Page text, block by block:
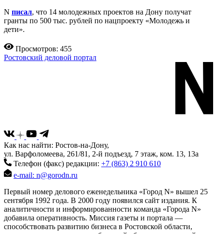
N писал, что 14 молодежных проектов на Дону получат
гранты по 500 тыс. рублей по нацпроекту «Молодежь и
дети».
Просмотров: 455
Ростовский деловой портал
Как нас найти: Ростов-на-Дону,
ул. Варфоломеева, 261/81, 2-й подъезд, 7 этаж, ком. 13, 13а
Телефон (факс) редакции: +7 (863) 2 910 610
e-mail: n@gorodn.ru
Первый номер делового еженедельника «Город N» вышел 25
сентября 1992 года. В 2000 году появился сайт издания. К
аналитичности и информированности команда «Города N»
добавила оперативность. Миссия газеты и портала —
способствовать развитию бизнеса в Ростовской области,